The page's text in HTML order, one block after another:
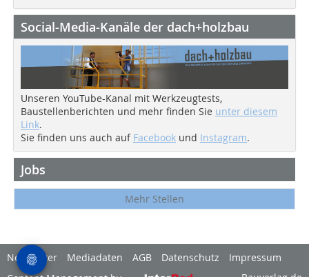
Social-Media-Kanäle der dach+holzbau
Unseren YouTube-Kanal mit Werkzeugtests,
Baustellenberichten und mehr finden Sie unter diesem
Link.
Sie finden uns auch auf Facebook und Instagram.
Jobs
Mehr Stellen
Newsletter Mediadaten AGB Datenschutz
Impressum